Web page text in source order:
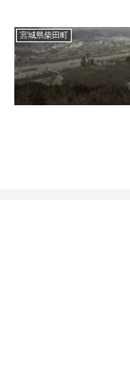
宮城県柴田町